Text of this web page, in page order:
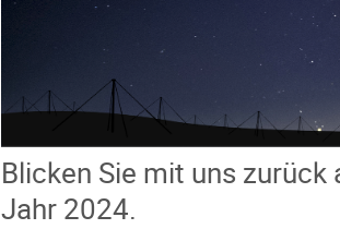
Blicken Sie mit uns
Jahr 2024.